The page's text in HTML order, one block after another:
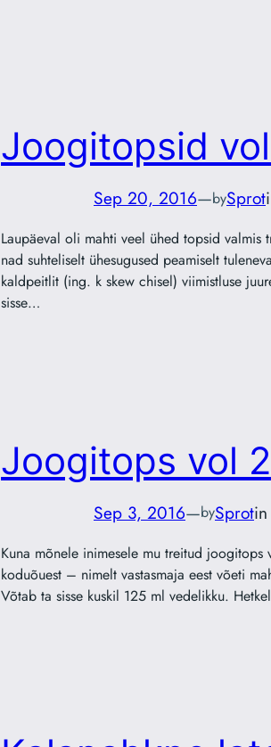
Joogitopsid
Sep 20, 2016—bySprot
Laupäeval oli mahti veel ühed topsid valmis
nad suhteliselt ühesugused peamiselt
kaldpeitlit (ing. k skew chisel) viimistluse
sisse…
Joogitops vol 2
Sep 3, 2016—bySprotin
Kuna mõnele inimesele mu treitud
koduõuest – nimelt vastasmaja eest võeti
Võtab ta sisse kuskil 125 ml vedelikku.